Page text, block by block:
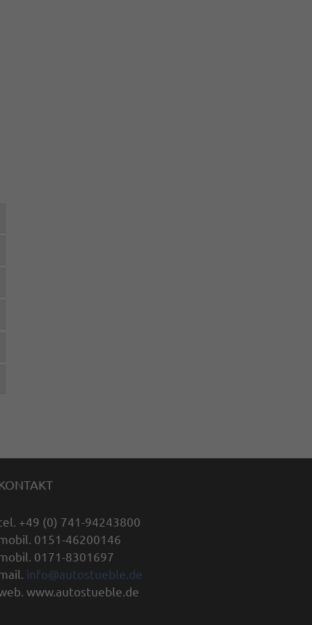
+49 (0) 741-94243800
0151-46200146
0171-8301697
info@autostueble.de
www.autostueble.de